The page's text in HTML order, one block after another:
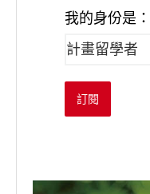
我的身份是：
訂閱